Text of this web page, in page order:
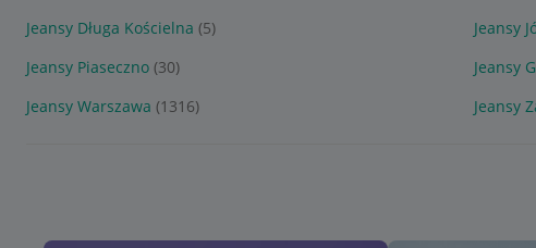
Jeansy Długa Kościelna (5) Jeansy
Jeansy Piaseczno (30) Jeansy
Jeansy Warszawa (1316) Jeansy